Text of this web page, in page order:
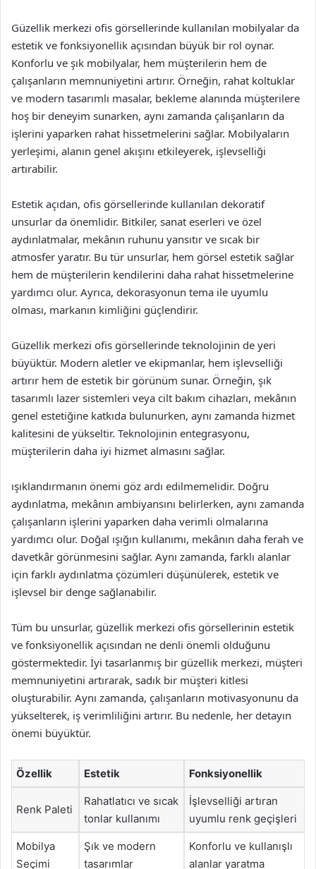
Güzellik merkezi ofis görsellerinde kullanılan mobilyalar da
estetik ve fonksiyonellik açısından büyük bir rol oynar.
Konforlu ve şık mobilyalar, hem müşterilerin hem de
çalışanların memnuniyetini artırır. Örneğin, rahat koltuklar
ve modern tasarımlı masalar, bekleme alanında müşterilere
hoş bir deneyim sunarken, aynı zamanda çalışanların da
işlerini yaparken rahat hissetmelerini sağlar. Mobilyaların
yerleşimi, alanın genel akışını etkileyerek, işlevselliği
artırabilir.
Estetik açıdan, ofis görsellerinde kullanılan dekoratif
unsurlar da önemlidir. Bitkiler, sanat eserleri ve özel
aydınlatmalar, mekânın ruhunu yansıtır ve sıcak bir
atmosfer yaratır. Bu tür unsurlar, hem görsel estetik sağlar
hem de müşterilerin kendilerini daha rahat hissetmelerine
yardımcı olur. Ayrıca, dekorasyonun tema ile uyumlu
olması, markanın kimliğini güçlendirir.
Güzellik merkezi ofis görsellerinde teknolojinin de yeri
büyüktür. Modern aletler ve ekipmanlar, hem işlevselliği
artırır hem de estetik bir görünüm sunar. Örneğin, şık
tasarımlı lazer sistemleri veya cilt bakım cihazları, mekânın
genel estetiğine katkıda bulunurken, aynı zamanda hizmet
kalitesini de yükseltir. Teknolojinin entegrasyonu,
müşterilerin daha iyi hizmet almasını sağlar.
ışıklandırmanın önemi göz ardı edilmemelidir. Doğru
aydınlatma, mekânın ambiyansını belirlerken, aynı zamanda
çalışanların işlerini yaparken daha verimli olmalarına
yardımcı olur. Doğal ışığın kullanımı, mekânın daha ferah ve
davetkâr görünmesini sağlar. Aynı zamanda, farklı alanlar
için farklı aydınlatma çözümleri düşünülerek, estetik ve
işlevsel bir denge sağlanabilir.
Tüm bu unsurlar, güzellik merkezi ofis görsellerinin estetik
ve fonksiyonellik açısından ne denli önemli olduğunu
göstermektedir. İyi tasarlanmış bir güzellik merkezi, müşteri
memnuniyetini artırarak, sadık bir müşteri kitlesi
oluşturabilir. Aynı zamanda, çalışanların motivasyonunu da
yükselterek, iş verimliliğini artırır. Bu nedenle, her detayın
önemi büyüktür.
Özellik Estetik Fonksiyonellik
Renk Paleti
Rahatlatıcı ve sıcak
tonlar kullanımı
İşlevselliği artıran
uyumlu renk geçişleri
Mobilya
Seçimi
Şık ve modern
tasarımlar
Konforlu ve kullanışlı
alanlar yaratma